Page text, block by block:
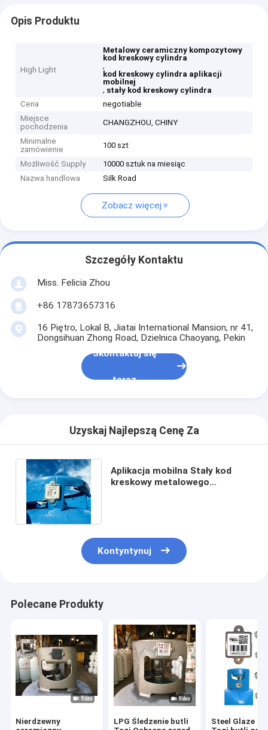
Opis Produktu
High Light
Metalowy ceramiczny kompozytowy
kod kreskowy cylindra
,
kod kreskowy cylindra aplikacji
mobilnej
, stały kod kreskowy cylindra
Cena
negotiable
Miejsce
pochodzenia
CHANGZHOU, CHINY
Minimalne
zamówienie
100 szt
Możliwość Supply
10000 sztuk na miesiąc
Nazwa handlowa
Silk Road
Zobacz więcej
Szczegóły Kontaktu
Miss. Felicia Zhou
+86 17873657316
16 Piętro, Lokal B, Jiatai International Mansion, nr 41,
Dongsihuan Zhong Road, Dzielnica Chaoyang, Pekin
Skontaktuj się
teraz
Uzyskaj Najlepszą Cenę Za
Aplikacja mobilna Stały kod
kreskowy metalowego
Kontyntynuj
Polecane Produkty
Nierdzewny
LPG Śledzenie butli
Steel Glaze